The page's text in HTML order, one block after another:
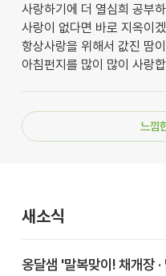
사랑하기에 더 열심희 공부
사랑이 없다면 바로 지옥이
항상사랑을 위해서 값진 땀
아침펀지를 많이 많이 사랑
느낌
새소식
옹달샘 '말복맞이! 채개장